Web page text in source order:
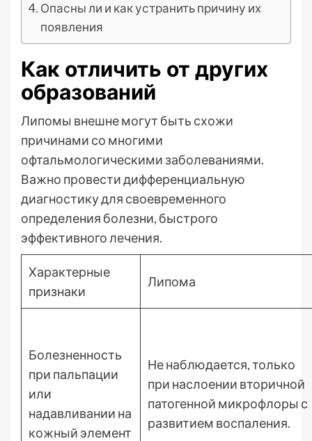
Опасны ли и как устранить причину их
появления
Как отличить от других
образований
Липомы внешне могут быть схожи
причинами со многими
офтальмологическими заболеваниями.
Важно провести дифференциальную
диагностику для своевременного
определения болезни, быстрого
эффективного лечения.
Характерные
признаки
Липома
Болезненность
при пальпации
или
надавливании на
кожный элемент
Не наблюдается, только
при наслоении вторичной
патогенной микрофлоры с
развитием воспаления.